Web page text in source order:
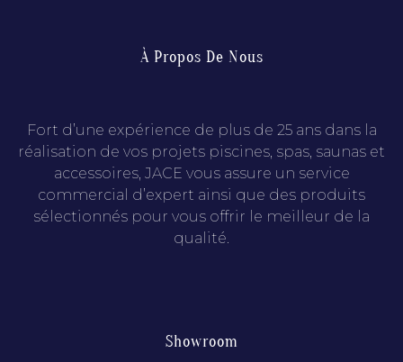
À Propos De Nous
Fort d’une expérience de plus de 25 ans dans la
réalisation de vos projets piscines, spas, saunas et
accessoires, JACE vous assure un service
commercial d’expert ainsi que des produits
sélectionnés pour vous offrir le meilleur de la
qualité.
Showroom